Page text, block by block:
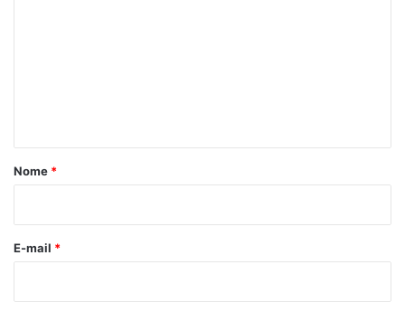
r
*
Nome *
E-mail *